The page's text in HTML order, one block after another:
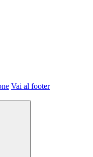
Vai al footer